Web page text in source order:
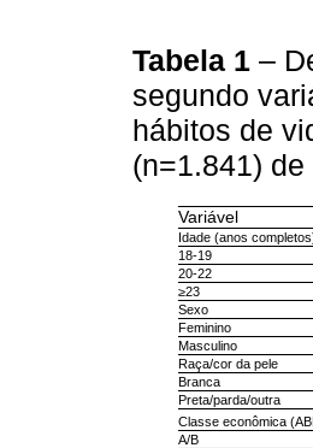
Tabela 1 –
segundo
hábitos de
(n=1.841)
Variável
Idade (anos
18-19
20-22
≥23
Sexo
Feminino
Masculino
Raça/cor da pele
Branca
Preta/parda/outra
Classe econômica
A/B